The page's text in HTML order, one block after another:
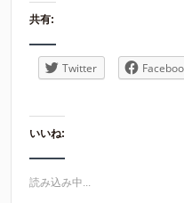
共有:
Twitter
いいね:
読み込み中...